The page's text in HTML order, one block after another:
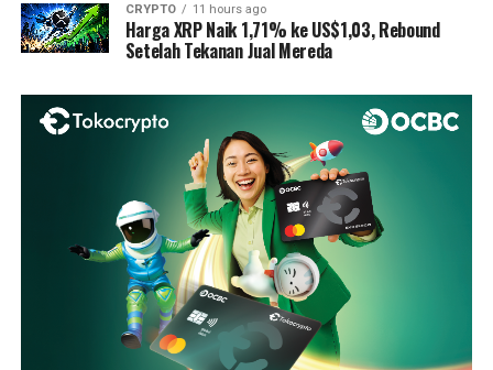
CRYPTO 11 hours ago
Harga XRP Naik 1,71% ke US$1,03, Rebound
Setelah Tekanan Jual Mereda